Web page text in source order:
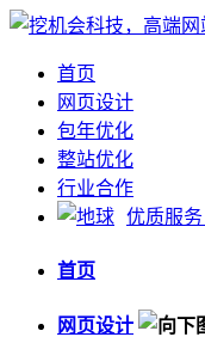
首页
网页设计
包年优化
整站优化
行业合作
优质服务
首页
网页设计